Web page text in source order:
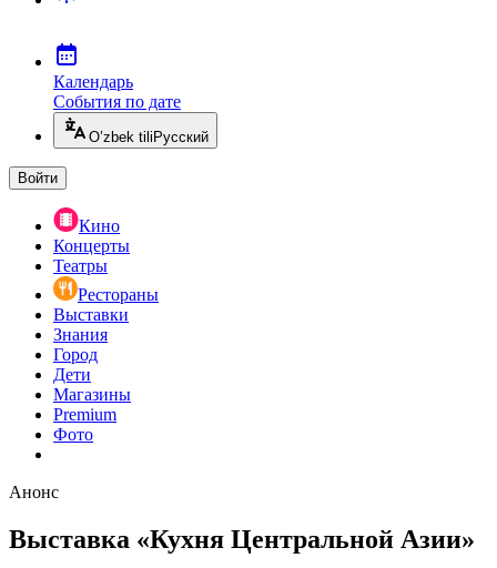
Календарь
События по дате
O’zbek tili Русский
Войти
Кино
Концерты
Театры
Рестораны
Выставки
Знания
Город
Дети
Магазины
Premium
Фото
Анонс
Выставка «Кухня Центральной Азии»